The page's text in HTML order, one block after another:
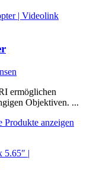
ermöglichen
Objektiven. ...
Produkte anzeigen